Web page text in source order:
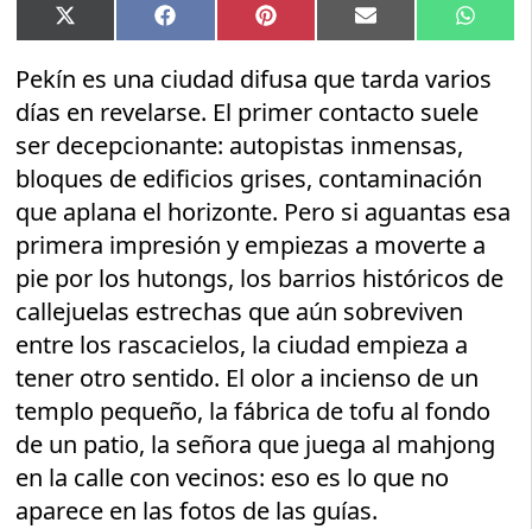
Compartir
en
X
(Twitter)
Compartir
en
Facebook Compartir
en
Pinterest Compartir
en
Email
en
Pekín es una ciudad difusa que tarda varios
días en revelarse. El primer contacto suele
ser decepcionante: autopistas inmensas,
bloques de edificios grises, contaminación
que aplana el horizonte. Pero si aguantas esa
primera impresión y empiezas a moverte a
pie por los hutongs, los barrios históricos de
callejuelas estrechas que aún sobreviven
entre los rascacielos, la ciudad empieza a
tener otro sentido. El olor a incienso de un
templo pequeño, la fábrica de tofu al fondo
de un patio, la señora que juega al mahjong
en la calle con vecinos: eso es lo que no
aparece en las fotos de las guías.